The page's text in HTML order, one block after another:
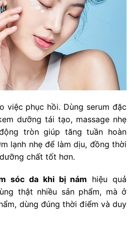
việc phục hồi. Dùng serum đặc
dưỡng tái tạo, massage nhẹ
tròn giúp tăng tuần hoàn
lạnh nhẹ để làm dịu, đồng thời
chất tốt hơn.
sóc da khi bị nám hiệu quả
thật nhiều sản phẩm, mà ở
dùng đúng thời điểm và duy